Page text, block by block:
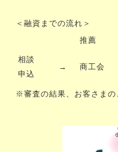
＜融資までの流れ＞
推薦
相談
申込
→ 商工会
※審査の結果、お客さまの